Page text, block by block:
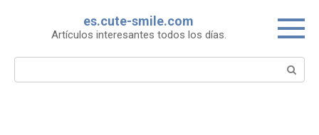
es.cute-smile.com
Artículos interesantes todos los días.
Search: